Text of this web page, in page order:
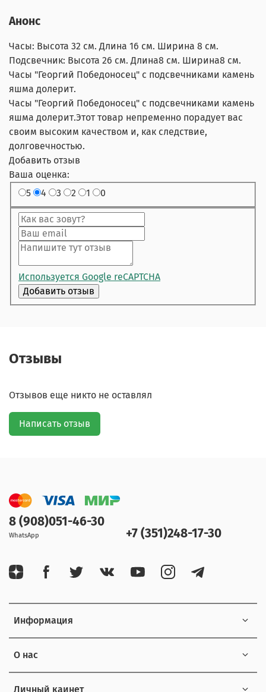
Анонс
Часы: Высота 32 см. Длина 16 см. Ширина 8 см.
Подсвечник: Высота 26 см. Длина8 см. Ширина8 см.
Часы "Георгий Победоносец" с подсвечниками камень
яшма долерит.
Часы "Георгий Победоносец" с подсвечниками камень
яшма долерит.Этот товар непременно порадует вас
своим высоким качеством и, как следствие,
долговечностью.
Добавить отзыв
Ваша оценка:
5
4 3 2 1 0
Используется Google reCAPTCHA
Отзывы
Отзывов еще никто не оставлял
Написать отзыв
Информация
О нас
Личный каинет
8 (908)051-46-30
WhatsApp +7 (351)248-17-30